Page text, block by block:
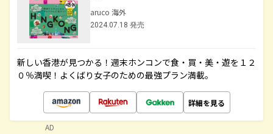
aruco 海外
2024.07.18 発売
新しい香港が見つかる！週末ホンコンで食・買・美・遊を１２
０％満喫！よくばり女子のための最強プラン満載。
詳細を見る
AD